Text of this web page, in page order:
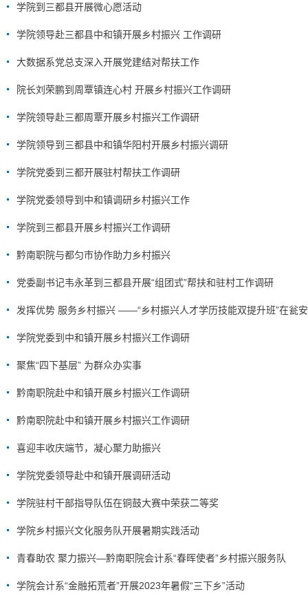
学院到三都县开展微心愿活动
学院领导赴三都县中和镇开展乡村振兴 工作调研
大数据系党总支深入开展党建结对帮扶工作
院长刘荣鹏到周覃镇连心村 开展乡村振兴工作调研
学院领导赴三都周覃开展乡村振兴工作调研
学院领导到三都县中和镇华阳村开展乡村振兴调研
学院党委到三都开展驻村帮扶工作调研
学院党委领导到中和镇调研乡村振兴工作
学院到三都县开展乡村振兴工作调研
黔南职院与都匀市协作助力乡村振兴
党委副书记韦永革到三都县开展“组团式”帮扶和驻村工作调研
发挥优势 服务乡村振兴 ——“乡村振兴人才学历技能双提升班”在瓮
学院党委到中和镇开展乡村振兴工作调研
聚焦“四下基层” 为群众办实事
黔南职院赴中和镇开展乡村振兴工作调研
黔南职院赴中和镇开展乡村振兴工作调研
喜迎丰收庆端节，凝心聚力助振兴
学院党委领导赴中和镇开展调研活动
学院驻村干部指导队伍在铜鼓大赛中荣获二等奖
学院乡村振兴文化服务队开展暑期实践活动
青春助农 聚力振兴—黔南职院会计系“春晖使者”乡村振兴服务队
学院会计系“金融拓荒者”开展2023年暑假“三下乡”活动